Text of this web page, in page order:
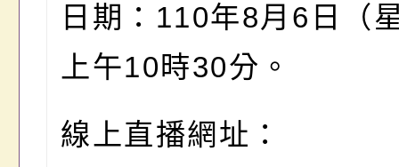
日期：110年8月6日（
上午10時30分。
線上直播網址：